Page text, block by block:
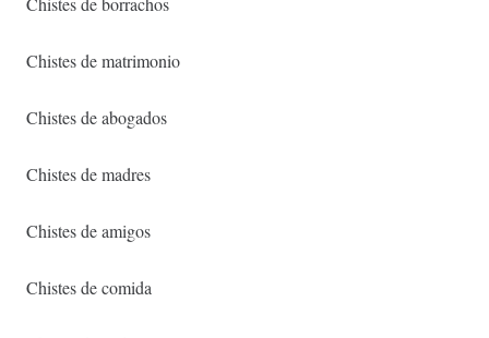
Chistes de matrimonio
Chistes de abogados
Chistes de madres
Chistes de amigos
Chistes de comida